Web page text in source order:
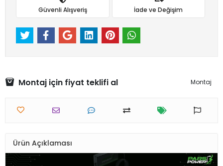
Güvenli Alışveriş İade ve Değişim
Montaj için fiyat teklifi al Montaj
Ürün Açıklaması